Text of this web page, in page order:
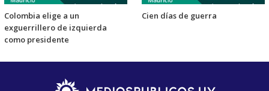
Colombia elige a un
exguerrillero de izquierda
como presidente
Cien días de guerra